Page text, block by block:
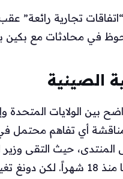
تجارية رائعة”
في محادثات مع بكين
الصينية
بين الولايات المتحدة
حيث التقى وزير
محادثات مباشرة جوهرية